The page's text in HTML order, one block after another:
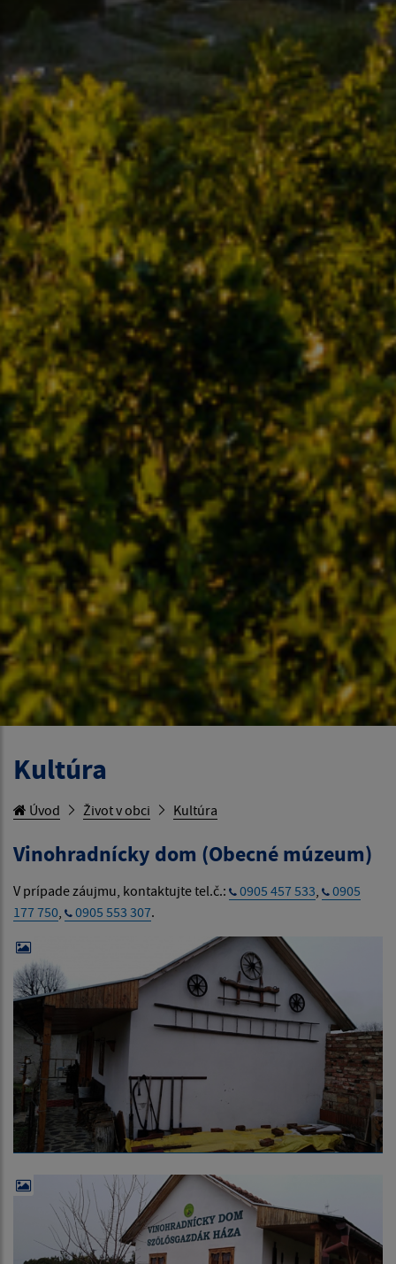
Kultúra
Úvod Život v obci Kultúra
Vinohradnícky dom (Obecné múzeum)
V prípade záujmu, kontaktujte tel.č.: 0905 457 533
0905
177 750
0905 553 307.